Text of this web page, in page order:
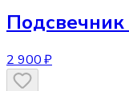
Подсвечник
2 900 ₽